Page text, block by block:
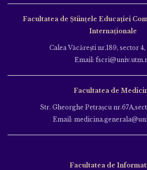
Facultatea de Ştiinţele Educației
Internaționale
Calea Văcăreşti nr.189, sector
Email:
Facultatea de
Str. Gheorghe Petraşcu
Email:
Facultatea de